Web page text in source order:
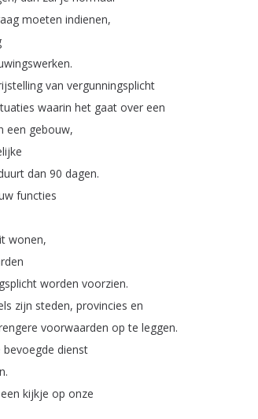
moeten indienen,
.
van vergunningsplicht
waarin het gaat over een
een gebouw,
dan 90 dagen.
functies
wonen,
worden voorzien.
zijn steden, provincies en
voorwaarden op te leggen.
bevoegde dienst
.
een kijkje op onze